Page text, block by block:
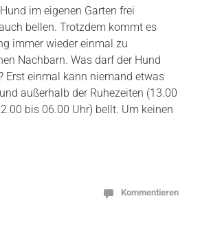
im eigenen Garten frei
bellen. Trotzdem kommt es
immer wieder einmal zu
Nachbarn. Was darf der Hund
Erst einmal kann niemand etwas
außerhalb der Ruhezeiten (13.00
bis 06.00 Uhr) bellt. Um keinen
Kommentieren